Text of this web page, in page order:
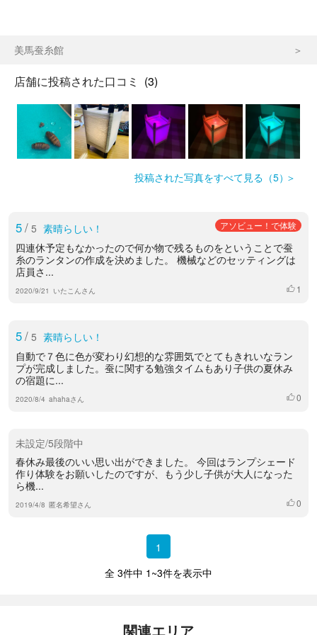
美馬蚕糸館
店舗に投稿された口コミ (3)
投稿された写真をすべて見る（5）
5/ 5 素晴らしい！ アソビュー！で体験
四連休予定もなかったので何か物で残るものをということで蚕
糸のランタンの作成を決めました。 機械などのセッティングは
店員さ...
2020/9/21 いたこんさん いいね
1
5/ 5 素晴らしい！
自動で７色に色が変わり幻想的な雰囲気でとてもきれいなラン
プが完成しました。蚕に関する勉強タイムもあり子供の夏休み
の宿題に...
2020/8/4 ahahaさん いいね
0
未設定/5段階中
春休み最後のいい思い出ができました。 今回はランプシェード
作り体験をお願いしたのですが、もう少し子供が大人になった
ら機...
2019/4/8 匿名希望さん いいね
0
1
全 3件中 1~3件を表示中
関連エリア